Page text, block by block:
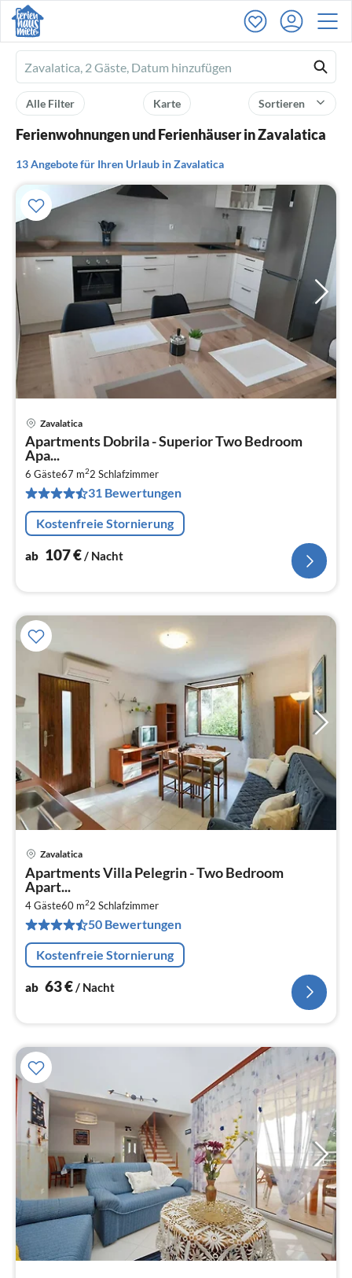
Ferienhausmiete
logo
Sortieren
Karte
Alle Filter
Ferienwohnungen und Ferienhäuser in Zavalatica
13 Angebote für Ihren Urlaub in Zavalatica
Zavalatica
Apartments Dobrila - Superior Two Bedroom
Apa...
6 Gäste67 m22 Schlafzimmer
31 Bewertungen
Kostenfreie Stornierung
ab 107€/ Nacht
Zavalatica
Apartments Villa Pelegrin - Two Bedroom
Apart...
4 Gäste60 m22 Schlafzimmer
50 Bewertungen
Kostenfreie Stornierung
ab 63€/ Nacht